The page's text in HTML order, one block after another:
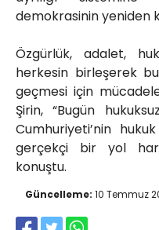
demokrasinin yeniden
Özgürlük, adalet,
herkesin birleşerek
geçmesi için
Şirin, “Bugün
Cumhuriyeti’nin
gerçekçi bir yol
konuştu.
Güncelleme: 10 Temmuz